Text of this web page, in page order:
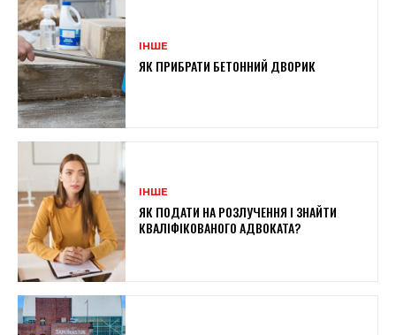
ІНШЕ
ЯК ПРИБРАТИ БЕТОННИЙ ДВОРИК
ІНШЕ
ЯК ПОДАТИ НА РОЗЛУЧЕННЯ І ЗНАЙТИ
КВАЛІФІКОВАНОГО АДВОКАТА?